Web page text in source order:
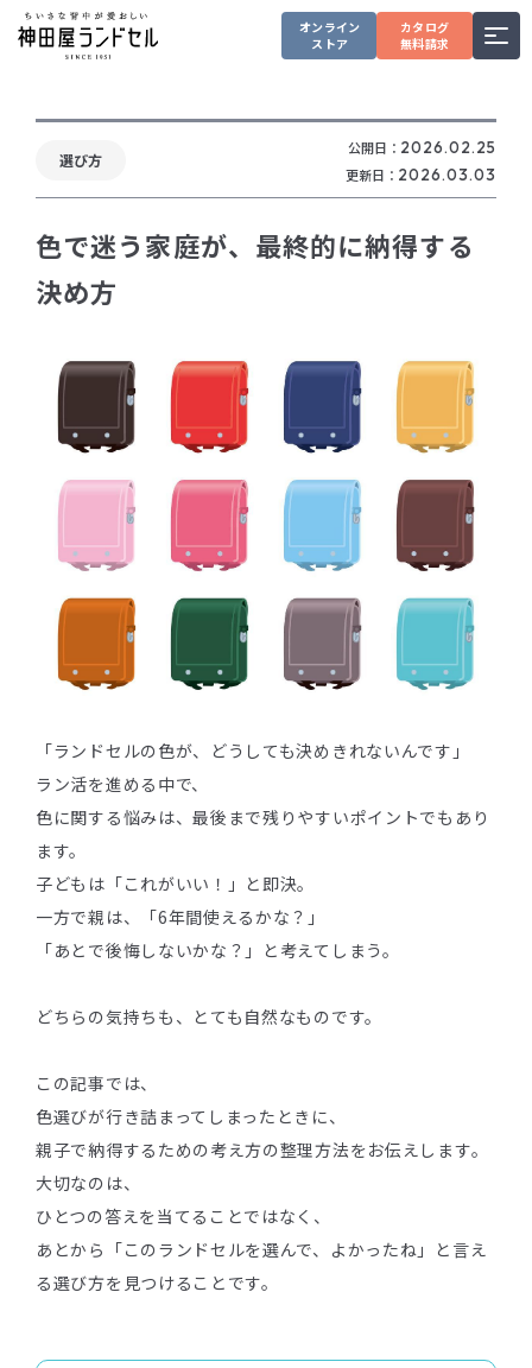
オンライン
ストア
カタログ
無料請求
選び方
公開日： 2026.02.25
更新日： 2026.03.03
色で迷う家庭が、最終的に納得する
決め方
「ランドセルの色が、どうしても決めきれないんです」
ラン活を進める中で、
色に関する悩みは、最後まで残りやすいポイントでもあり
ます。
子どもは「これがいい！」と即決。
一方で親は、「6年間使えるかな？」
「あとで後悔しないかな？」と考えてしまう。
どちらの気持ちも、とても自然なものです。
この記事では、
色選びが行き詰まってしまったときに、
親子で納得するための考え方の整理方法をお伝えします。
大切なのは、
ひとつの答えを当てることではなく、
あとから「このランドセルを選んで、よかったね」と言え
る選び方を見つけることです。